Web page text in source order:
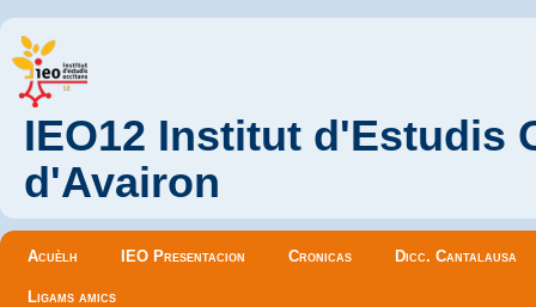
IEO12 Institut d'Estudis
d'Avairon
Menu principal
Acuèlh IEO Presentacion Cronicas Dicc. Cantalausa
Ligams amics